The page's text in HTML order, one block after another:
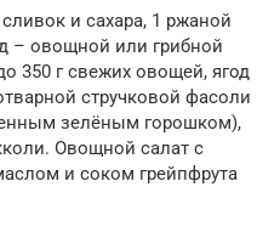
и сахара, 1 ржаной
– овощной или грибной
350 г свежих овощей, ягод
стручковой фасоли
зелёным горошком),
Овощной салат с
и соком грейпфрута